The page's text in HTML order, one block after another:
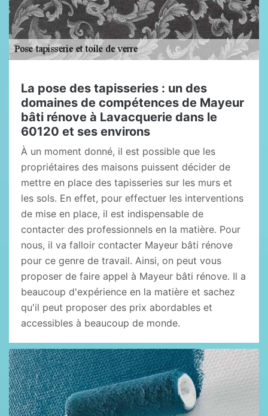
La pose des tapisseries : un des
domaines de compétences de Mayeur
bâti rénove à Lavacquerie dans le
60120 et ses environs
À un moment donné, il est possible que les
propriétaires des maisons puissent décider de
mettre en place des tapisseries sur les murs et
les sols. En effet, pour effectuer les interventions
de mise en place, il est indispensable de
contacter des professionnels en la matière. Pour
nous, il va falloir contacter Mayeur bâti rénove
pour ce genre de travail. Ainsi, on peut vous
proposer de faire appel à Mayeur bâti rénove. Il a
beaucoup d'expérience en la matière et sachez
qu'il peut proposer des prix abordables et
accessibles à beaucoup de monde.